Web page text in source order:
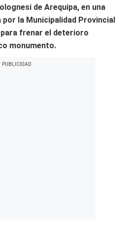
de Arequipa, en una
la Municipalidad Provincial
frenar el deterioro
monumento.